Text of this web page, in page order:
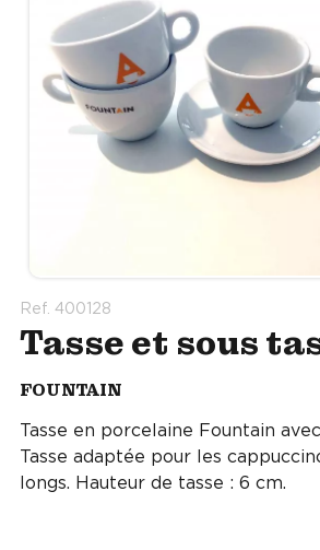
Ref. 400128
Tasse et sous
FOUNTAIN
Tasse en porcelaine Fountain
Tasse adaptée pour les
longs. Hauteur de tasse : 6 cm.